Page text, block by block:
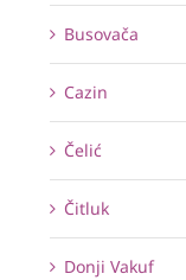
Busovača
Cazin
Čelić
Čitluk
Donji Vakuf